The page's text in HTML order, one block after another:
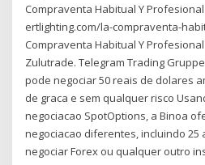
Compraventa Habitual Y
ertlighting.com/la-compraventa-
Compraventa Habitual Y
Zulutrade. Telegram Trading
pode negociar 50 reais de dolares
de graca e sem qualquer risco
negociacao SpotOptions, a Binoa
negociacao diferentes, incluindo
negociar Forex ou qualquer outro